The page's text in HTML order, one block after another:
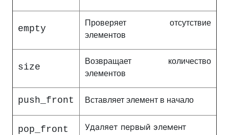
empty
Проверяет отсутствие
элементов
size
Возвращает количество
элементов
push_front Вставляет элемент в начало
pop_front Удаляет первый элемент